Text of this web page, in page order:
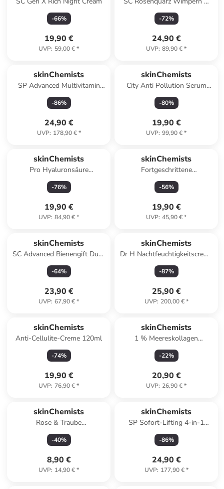
-66%
19,90 €
UVP: 59,00 €*
Lippen Ausstrahlung Duo
-72%
24,90 €
UVP: 89,90 €*
skinChemists
SP Advanced Multivitamin
Tagespflege 50 ml
-86%
24,90 €
UVP: 178,90 €*
skinChemists
City Anti Pollution Serum
20ml
-80%
19,90 €
UVP: 99,90 €*
skinChemists
Pro Hyaluronsäure
Nachtcreme 50ml
-76%
19,90 €
UVP: 84,90 €*
skinChemists
Fortgeschrittene
Erwachsenen-
Punktbehandlung mit
-56%
19,90 €
UVP: 45,90 €*
skinChemists
SC Advanced Bienen­gift Duo-
Creme 50 ml
-64%
23,90 €
UVP: 67,90 €*
skinChemists
Dr H Nachtfeuchtigkeitscreme
mit Kollagen 60ml
-87%
25,90 €
UVP: 200,00 €*
skinChemists
Anti-Cellulite-Creme 120ml
-74%
19,90 €
UVP: 76,90 €*
skinChemists
1 % Meereskollagen
Augenserum 15 ml
-22%
20,90 €
UVP: 26,90 €*
skinChemists
Rose & Traube
Reinigungsseife 100g
-40%
8,90 €
UVP: 14,90 €*
skinChemists
SP Sofort-Lifting 4-in-1
Auffüllende Wimperntusche 8
ml
-86%
24,90 €
UVP: 177,90 €*